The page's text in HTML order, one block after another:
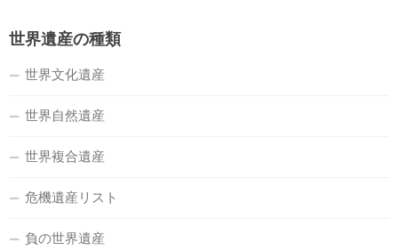
世界遺産の種類
世界文化遺産
世界自然遺産
世界複合遺産
危機遺産リスト
負の世界遺産